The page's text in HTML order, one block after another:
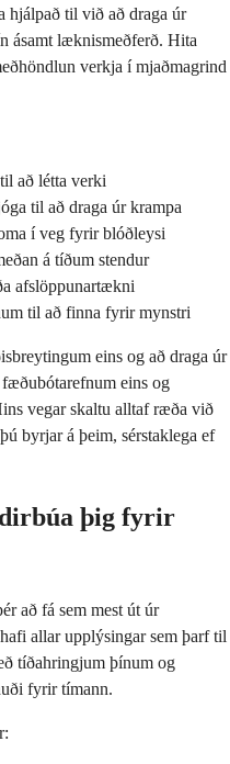
hjálpað til við að draga úr
ásamt læknismeðferð. Hita
verkja í mjaðmagrind
að létta verki
til að draga úr krampa
í veg fyrir blóðleysi
á tíðum stendur
afslöppunartækni
til að finna fyrir mynstri
eins og að draga úr
eins og
vegar skaltu alltaf ræða við
byrjar á þeim, sérstaklega ef
þig fyrir
að fá sem mest út úr
allar upplýsingar sem þarf til
tíðahringjum þínum og
fyrir tímann.